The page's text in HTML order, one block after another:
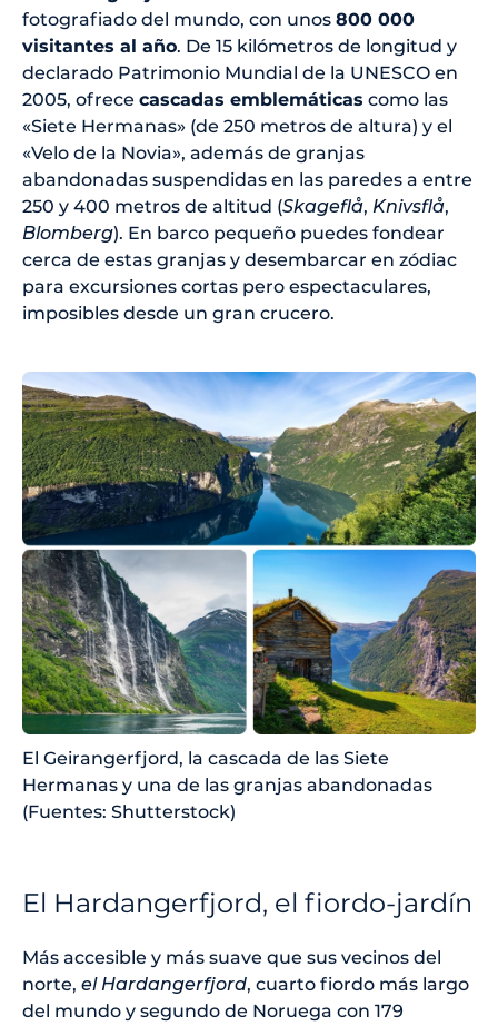
fotografiado del mundo, con unos 800 000
visitantes al año. De 15 kilómetros de longitud y
declarado Patrimonio Mundial de la UNESCO en
2005, ofrece cascadas emblemáticas como las
«Siete Hermanas» (de 250 metros de altura) y el
«Velo de la Novia», además de granjas
abandonadas suspendidas en las paredes a entre
250 y 400 metros de altitud (Skageflå, Knivsflå,
Blomberg). En barco pequeño puedes fondear
cerca de estas granjas y desembarcar en zódiac
para excursiones cortas pero espectaculares,
imposibles desde un gran crucero.
El Geirangerfjord, la cascada de las Siete
Hermanas y una de las granjas abandonadas
(Fuentes: Shutterstock)
El Hardangerfjord, el fiordo-jardín
Más accesible y más suave que sus vecinos del
norte, el Hardangerfjord, cuarto fiordo más largo
del mundo y segundo de Noruega con 179